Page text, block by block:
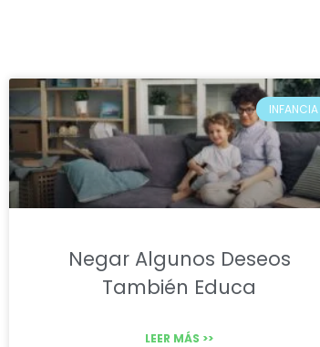
INFANCIA
Negar Algunos Deseos
También Educa
LEER MÁS >>